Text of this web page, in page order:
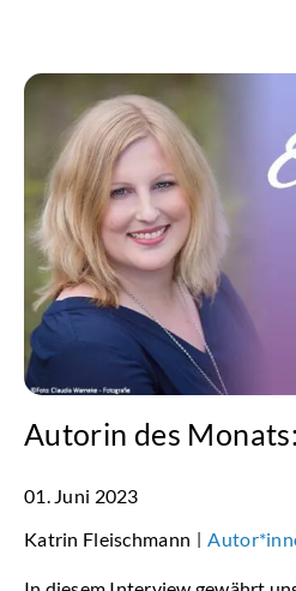
Autorin des
01. Juni 2023
Katrin Fleischmann |